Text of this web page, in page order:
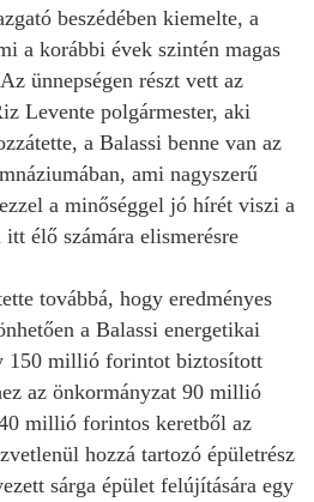
beszédében kiemelte, a
a korábbi évek szintén magas
ünnepségen részt vett az
Levente polgármester, aki
a Balassi benne van az
ami nagyszerű
a minőséggel jó hírét viszi a
élő számára elismerésre
továbbá, hogy eredményes
a Balassi energetikai
150 millió forintot biztosított
az önkormányzat 90 millió
millió forintos keretből az
hozzá tartozó épületrész
sárga épület felújítására egy